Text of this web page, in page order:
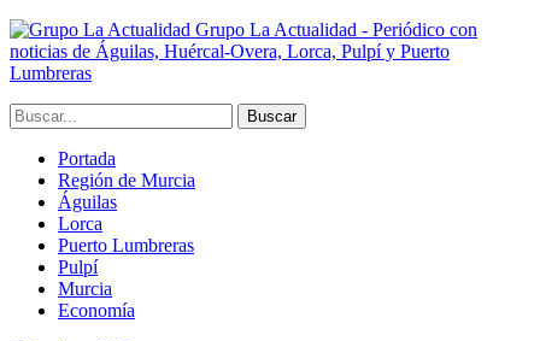
Grupo La Actualidad - Periódico con
noticias de Águilas, Huércal-Overa, Lorca, Pulpí y Puerto
Lumbreras
Portada
Región de Murcia
Águilas
Lorca
Puerto Lumbreras
Pulpí
Murcia
Economía